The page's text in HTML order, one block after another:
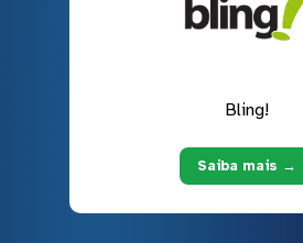
Bling!
Saiba mais →